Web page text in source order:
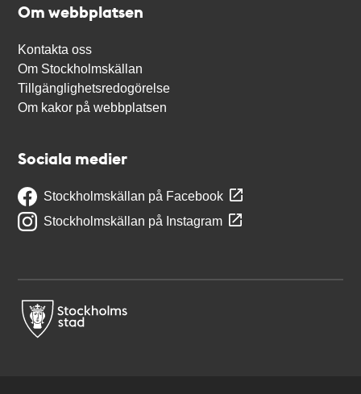
Om webbplatsen
Kontakta oss
Om Stockholmskällan
Tillgänglighetsredogörelse
Om kakor på webbplatsen
Sociala medier
Stockholmskällan på Facebook
Stockholmskällan på Instagram